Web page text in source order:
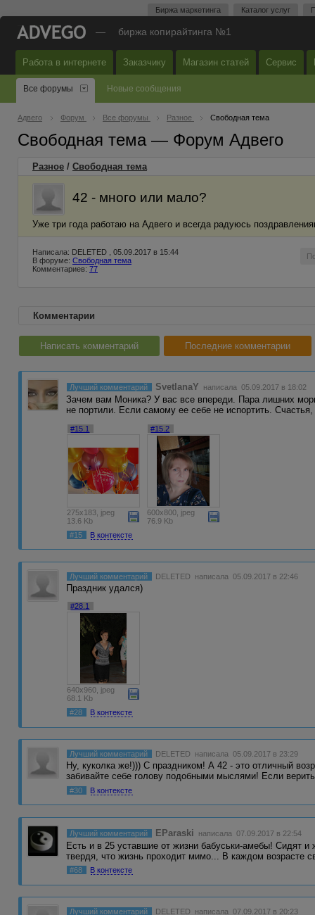
Биржа маркетинга Каталог услуг
— биржа копирайтинга №1
Работа в интернете Заказчику Магазин статей Сервис
Все форумы Новые сообщения
Адвего Форум Все форумы Разное Свободная тема
Свободная тема — Форум Адвего
Разное / Свободная тема
42 - много или мало?
Уже три года работаю на Адвего и всегда радуюсь
Написала: DELETED , 05.09.2017 в 15:44
В форуме: Свободная тема
Комментариев: 77
Комментарии
Написать комментарий Последние комментарии
Лучший комментарий SvetlanaY написала 05.09.2017 в 18:02
Зачем вам Моника? У вас все впереди. Пара лишних
не портили. Если самому ее себе не испортить.
#15.1
275x183, jpeg
13.6 Kb
#15.2
600x800, jpeg
76.9 Kb
#15
В контексте
Лучший комментарий DELETED написала 05.09.2017 в 22:46
Праздник удался)
#28.1
640x960, jpeg
68.1 Kb
#28
В контексте
Лучший комментарий DELETED написала 05.09.2017 в 23:29
Ну, куколка же!))) С праздником! А 42 - это отличный
забивайте себе голову подобными мыслями! Если
#30 В контексте
Лучший комментарий EParaski написала 07.09.2017 в 22:54
Есть и в 25 уставшие от жизни бабуськи-амебы! Сидят
твердя, что жизнь проходит мимо... В каждом возрасте
#68 В контексте
Лучший комментарий DELETED написала 07.09.2017 в 20:23